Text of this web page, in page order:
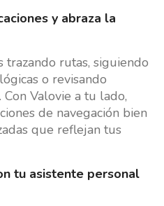
y abraza la
trazando rutas, siguiendo
o revisando
Valovie a tu lado,
de navegación bien
que reflejan tus
tu asistente personal